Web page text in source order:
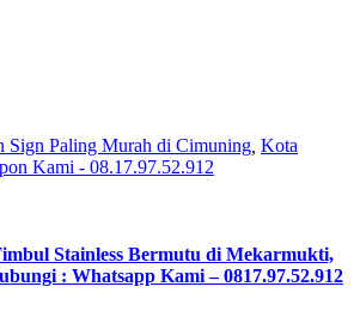
Sign Paling Murah di Cimuning Kota
Kami - 08.17.97.52.912
Stainless Bermutu di Mekarmukti,
: Whatsapp Kami – 0817.97.52.912